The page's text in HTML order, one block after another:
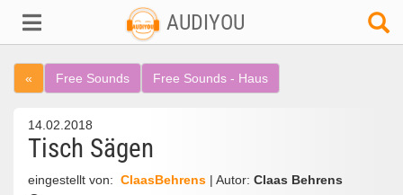
AUDIYOU
« Free Sounds Free Sounds - Haus
14.02.2018
Tisch Sägen
eingestellt von: ClaasBehrens | Autor: Claas Behrens